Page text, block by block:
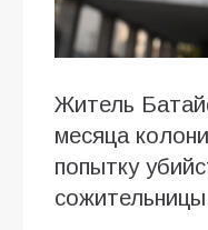
Житель
месяца
попытку